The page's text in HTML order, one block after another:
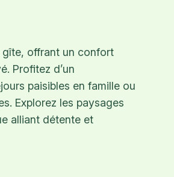
offrant un confort
Profitez d’un
paisibles en famille ou
Explorez les paysages
alliant détente et